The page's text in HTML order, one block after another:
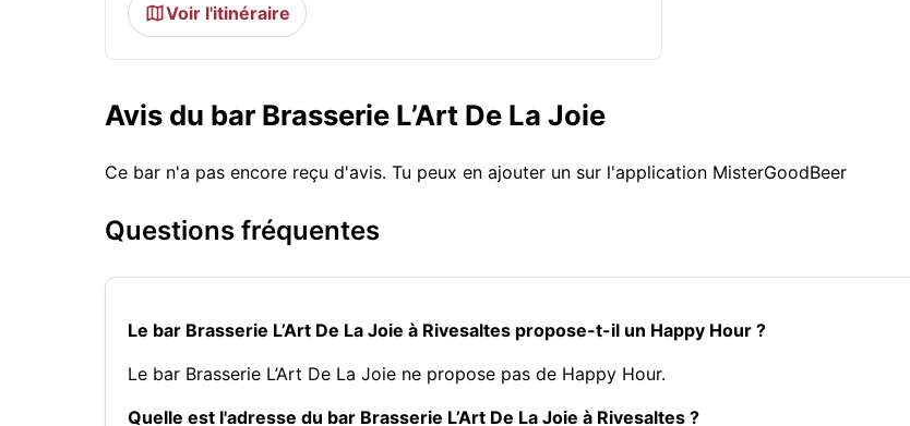
Voir l'itinéraire
Avis du bar Brasserie L’Art De La Joie
Ce bar n'a pas encore reçu d'avis. Tu peux en ajouter un sur l'application MisterGoodBeer
Questions fréquentes
Le bar Brasserie L’Art De La Joie à Rivesaltes propose-t-il un Happy Hour ?
Le bar Brasserie L’Art De La Joie ne propose pas de Happy Hour.
Quelle est l'adresse du bar Brasserie L’Art De La Joie à Rivesaltes ?